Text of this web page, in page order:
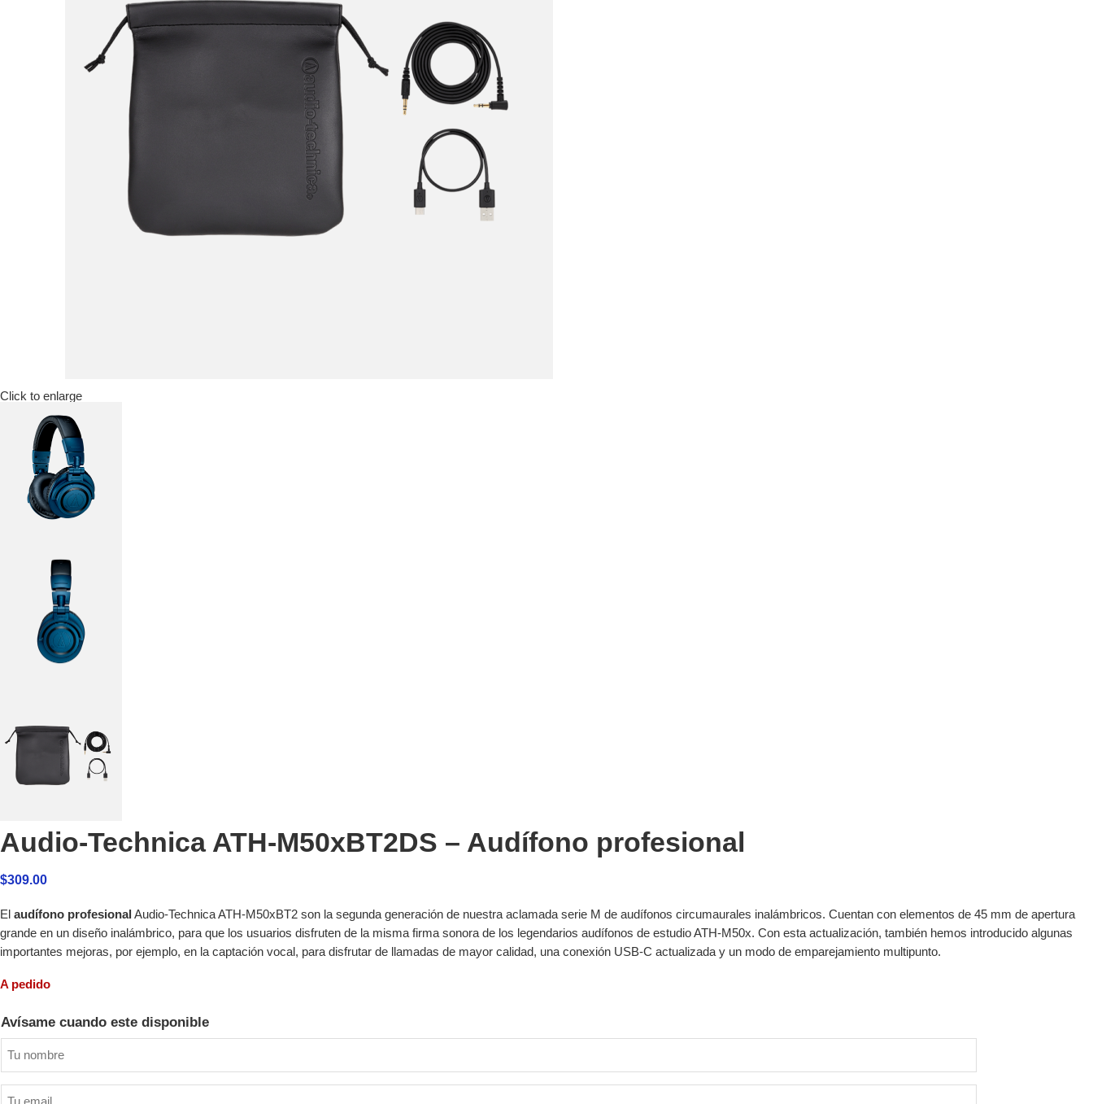
Click to enlarge
Audio-Technica ATH-M50xBT2DS – Audífono profesional
$309.00
El audífono profesional Audio-Technica ATH-M50xBT2 son la segunda generación de nuestra aclamada serie M de audífonos circumaurales inalámbricos. Cuentan con elementos de 45 mm de apertura
grande en un diseño inalámbrico, para que los usuarios disfruten de la misma firma sonora de los legendarios audífonos de estudio ATH-M50x. Con esta actualización, también hemos introducido algunas
importantes mejoras, por ejemplo, en la captación vocal, para disfrutar de llamadas de mayor calidad, una conexión USB-C actualizada y un modo de emparejamiento multipunto.
A pedido
Avísame cuando este disponible